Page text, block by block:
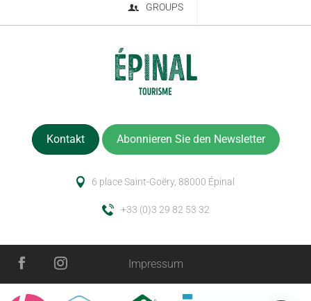
Öffnungen
GROUPS
Kontakt Abonnieren Sie den Newsletter
6 place Saint-Goëry, 88000 Épinal
+33 (0)3 29 82 53 32
Impressum